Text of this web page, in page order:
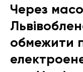
Через
обмежити